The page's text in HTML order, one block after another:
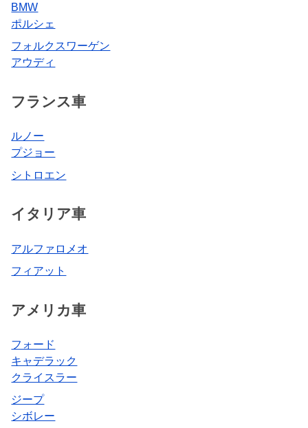
BMW
ポルシェ
フォルクスワーゲン
アウディ
フランス車
ルノー
プジョー
シトロエン
イタリア車
アルファロメオ
フィアット
アメリカ車
フォード
キャデラック
クライスラー
ジープ
シボレー